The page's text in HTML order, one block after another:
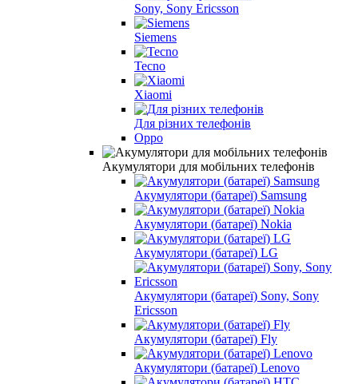
Sony, Sony Ericsson
Siemens
Tecno
Xiaomi
Для різних телефонів
Oppo
Акумулятори для мобільних телефонів
Акумулятори (батареї) Samsung
Акумулятори (батареї) Nokia
Акумулятори (батареї) LG
Акумулятори (батареї) Sony, Sony
Ericsson
Акумулятори (батареї) Fly
Акумулятори (батареї) Lenovo